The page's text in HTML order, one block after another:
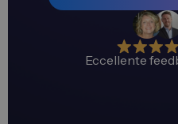
Eccellente